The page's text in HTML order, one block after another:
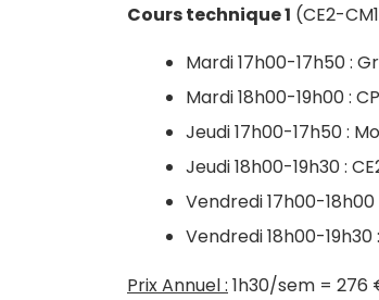
Cours technique 1 (CE2-
Mardi 17h00-17h50 :
Mardi 18h00-19h00 :
Jeudi 17h00-17h50 :
Jeudi 18h00-19h30 :
Vendredi 17h00-18h00
Vendredi 18h00-
Prix Annuel : 1h30/sem = 276